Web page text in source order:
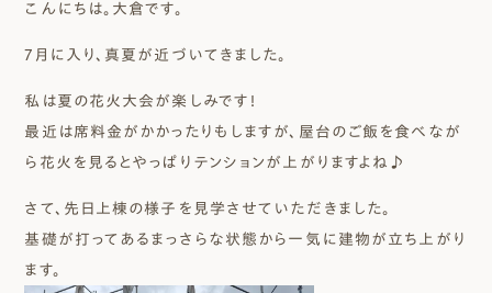
モデルハウスを見る
ファーストプランを試す
こんにちは。大倉です。
7月に入り、真夏が近づいてきました。
私は夏の花火大会が楽しみです！
最近は席料金がかかったりもしますが、屋台のご飯を食べなが
ら花火を見るとやっぱりテンションが上がりますよね♪
さて、先日上棟の様子を見学させていただきました。
基礎が打ってあるまっさらな状態から一気に建物が立ち上がり
ます。